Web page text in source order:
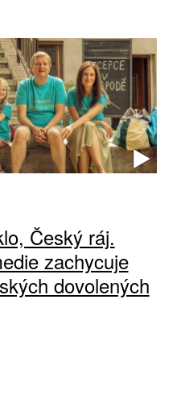
Český ráj.
zachycuje
dovolených